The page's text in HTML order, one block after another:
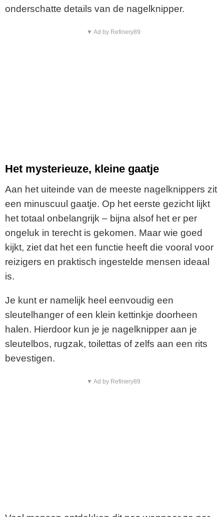
onderschatte details van de nagelknipper.
▼ Ad by Refinery89
Het mysterieuze, kleine gaatje
Aan het uiteinde van de meeste nagelknippers zit
een minuscuul gaatje. Op het eerste gezicht lijkt
het totaal onbelangrijk – bijna alsof het er per
ongeluk in terecht is gekomen. Maar wie goed
kijkt, ziet dat het een functie heeft die vooral voor
reizigers en praktisch ingestelde mensen ideaal
is.
Je kunt er namelijk heel eenvoudig een
sleutelhanger of een klein kettinkje doorheen
halen. Hierdoor kun je je nagelknipper aan je
sleutelbos, rugzak, toilettas of zelfs aan een rits
bevestigen.
▼ Ad by Refinery89